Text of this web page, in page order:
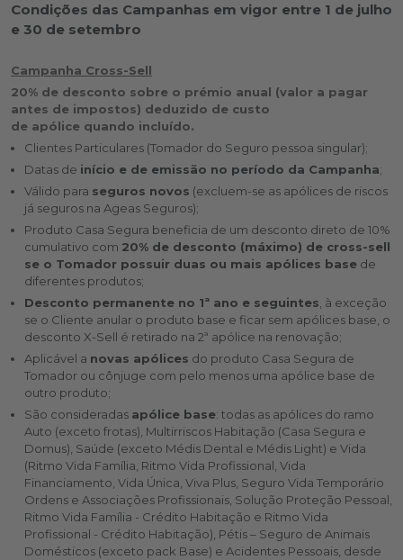
Condições das Campanhas em vigor entre 1 de julho
e 30 de setembro
Campanha Cross-Sell
20% de desconto sobre o prémio anual (valor a pagar
antes de impostos) deduzido de custo
de apólice quando incluído.
Clientes Particulares (Tomador do Seguro pessoa singular);
Datas de início e de emissão no período da Campanha;
Válido para seguros novos (excluem-se as apólices de riscos
já seguros na Ageas Seguros);
Produto Casa Segura beneficia de um desconto direto de 10%
cumulativo com 20% de desconto (máximo) de cross-sell
se o Tomador possuir duas ou mais apólices base de
diferentes produtos;
Desconto permanente no 1ª ano e seguintes, à exceção
se o Cliente anular o produto base e ficar sem apólices base, o
desconto X-Sell é retirado na 2ª apólice na renovação;
Aplicável a novas apólices do produto Casa Segura de
Tomador ou cônjuge com pelo menos uma apólice base de
outro produto;
São consideradas apólice base: todas as apólices do ramo
Auto (exceto frotas), Multirriscos Habitação (Casa Segura e
Domus), Saúde (exceto Médis Dental e Médis Light) e Vida
(Ritmo Vida Família, Ritmo Vida Profissional, Vida
Financiamento, Vida Única, Viva Plus, Seguro Vida Temporário
Ordens e Associações Profissionais, Solução Proteção Pessoal,
Ritmo Vida Família - Crédito Habitação e Ritmo Vida
Profissional - Crédito Habitação), Pétis – Seguro de Animais
Domésticos (exceto pack Base) e Acidentes Pessoais, desde